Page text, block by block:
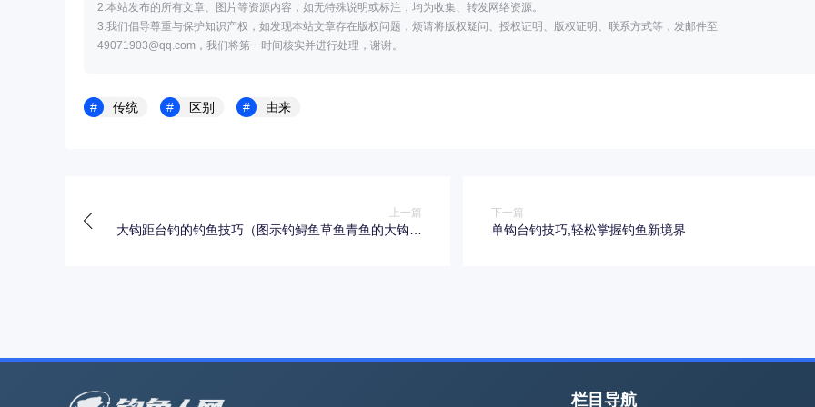
2.本站发布的所有文章、图片等资源内容，如无特殊说明或标注，均为收集、转发网络资源。
3.我们倡导尊重与保护知识产权，如发现本站文章存在版权问题，烦请将版权疑问、授权证明、版权证明、联系方式等，发邮件至
49071903@qq.com，我们将第一时间核实并进行处理，谢谢。
传统 区别 由来
上一篇
大钩距台钓的钓鱼技巧（图示钓鲟鱼草鱼青鱼的大钩距
下一篇
单钩台钓技巧,轻松掌握钓鱼新境界
栏目导航